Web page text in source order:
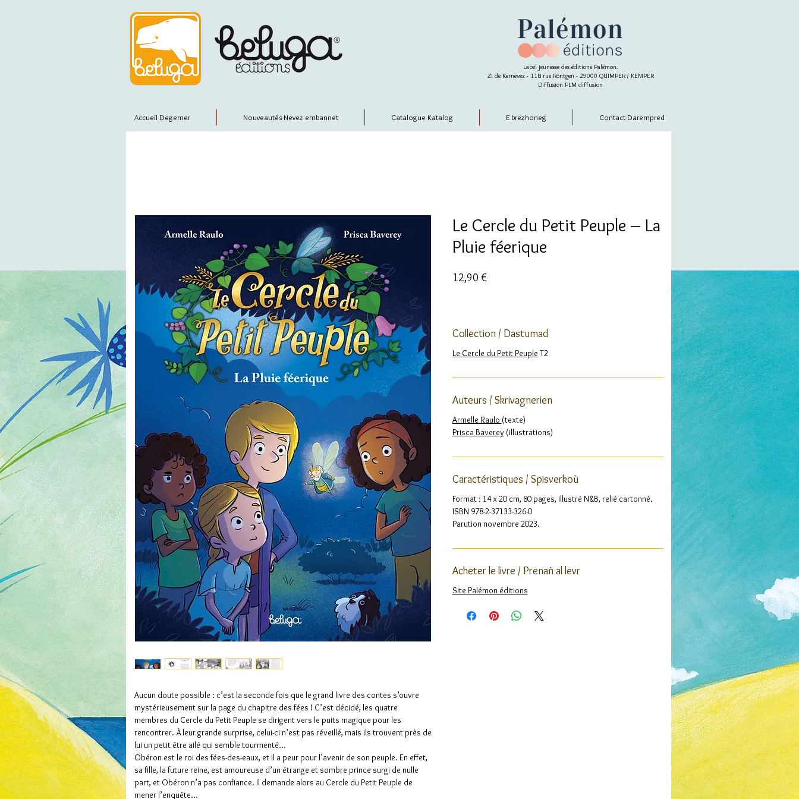
Label jeunesse des éditions Palémon.
ZI de Kernevez - 11B rue Röntgen - 29000 QUIMPER / KEMPER
Diffusion PLM diffusion
Aucun doute possible : c’est la seconde fois que le grand livre des contes s’ouvre
mystérieusement sur la page du chapitre des fées ! C’est décidé, les quatre
membres du Cercle du Petit Peuple se dirigent vers le puits magique pour les
rencontrer. À leur grande surprise, celui-ci n’est pas réveillé, mais ils trouvent près de
lui un petit être ailé qui semble tourmenté…
Obéron est le roi des fées-des-eaux, et il a peur pour l’avenir de son peuple. En effet,
sa fille, la future reine, est amoureuse d’un étrange et sombre prince surgi de nulle
part, et Obéron n’a pas confiance. Il demande alors au Cercle du Petit Peuple de
mener l’enquête…
Le Cercle du Petit Peuple – La
Pluie féerique
12,90 €Prix
Collection / Dastumad
Le Cercle du Petit Peuple T2
Auteurs / Skrivagnerien
Armelle Raulo (texte)
Prisca Baverey (illustrations)
Caractéristiques / Spisverkoù
Format : 14 x 20 cm, 80 pages, illustré N&B, relié cartonné.
ISBN 978-2-37133-326-0
Parution novembre 2023.
Acheter le livre / Prenañ al levr
Site Palémon éditions
Accueil-Degemer Nouveautés-Nevez embannet Catalogue-Katalog E brezhoneg Contact-Darempred